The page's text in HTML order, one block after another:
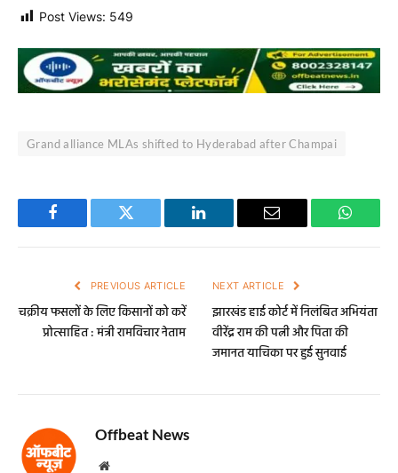
Post Views: 549
Grand alliance MLAs shifted to Hyderabad after Champai
Facebook Twitter LinkedIn Email
PREVIOUS ARTICLE
चक्रीय फसलों के लिए किसानों को करें
प्रोत्साहित : मंत्री रामविचार नेताम
NEXT ARTICLE
झारखंड हाई कोर्ट में निलंबित अभियंता
वीरेंद्र राम की पत्नी और पिता की
जमानत याचिका पर हुई सुनवाई
Offbeat News
Website